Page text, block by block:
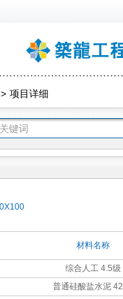
> 项目详细
材料名称
综合人工 4.5级
普通硅酸盐水泥